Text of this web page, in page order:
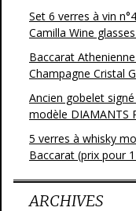
Set 6 verres à vin
Camilla Wine
Baccarat
Champagne Cristal
Ancien gobelet
modèle DIAMANTS
5 verres à whisky
Baccarat (prix pour
ARCHIVES